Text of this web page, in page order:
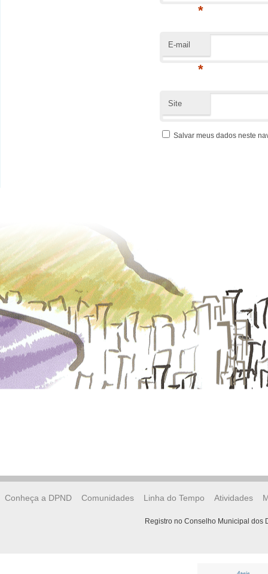
*
E-mail
*
Site
Salvar meus dados neste
Conheça a DPND Comunidades Linha do Tempo Atividades
Registro no Conselho Municipal dos